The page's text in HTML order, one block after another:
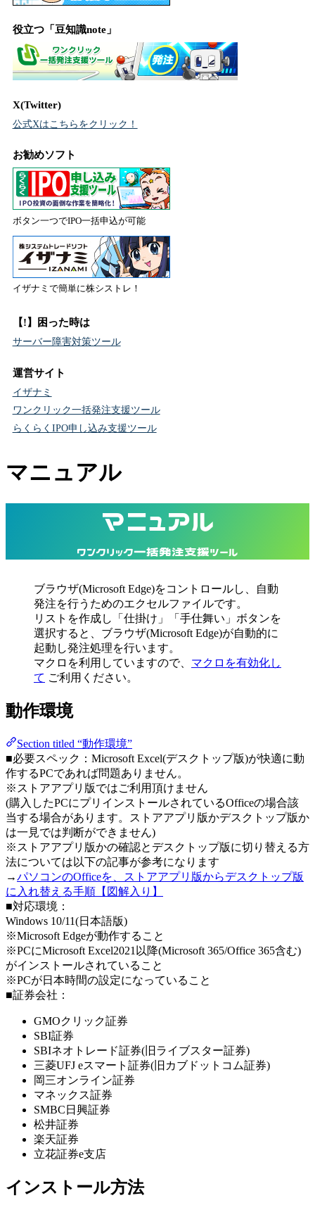
役立つ「豆知識note」
X(Twitter)
公式Xはこちらをクリック！
お勧めソフト
ボタン一つでIPO一括申込が可能
イザナミで簡単に株シストレ！
【!】困った時は
サーバー障害対策ツール
運営サイト
イザナミ
ワンクリック一括発注支援ツール
らくらくIPO申し込み支援ツール
マニュアル
マニュアル
ワンクリック一括発注支援ツール
ブラウザ(Microsoft Edge)をコントロールし、自動
発注を行うためのエクセルファイルです。
リストを作成し「仕掛け」「手仕舞い」ボタンを
選択すると、ブラウザ(Microsoft Edge)が自動的に
起動し発注処理を行います。
マクロを利用していますので、 マクロを有効化し
て ご利用ください。
動作環境
Section titled “動作環境”
■必要スペック：Microsoft Excel(デスクトップ版)が快適に動
作するPCであれば問題ありません。
※ストアアプリ版ではご利用頂けません
(購入したPCにプリインストールされているOfficeの場合該
当する場合があります。ストアアプリ版かデスクトップ版か
は一見では判断ができません)
※ストアアプリ版かの確認とデスクトップ版に切り替える方
法については以下の記事が参考になります
→パソコンのOfficeを、ストアアプリ版からデスクトップ版
に入れ替える手順【図解入り】
■対応環境：
Windows 10/11(日本語版)
※Microsoft Edgeが動作すること
※PCにMicrosoft Excel2021以降(Microsoft 365/Office 365含む)
がインストールされていること
※PCが日本時間の設定になっていること
■証券会社：
GMOクリック証券
SBI証券
SBIネオトレード証券(旧ライブスター証券)
三菱UFJ eスマート証券(旧カブドットコム証券)
岡三オンライン証券
マネックス証券
SMBC日興証券
松井証券
楽天証券
立花証券e支店
インストール方法